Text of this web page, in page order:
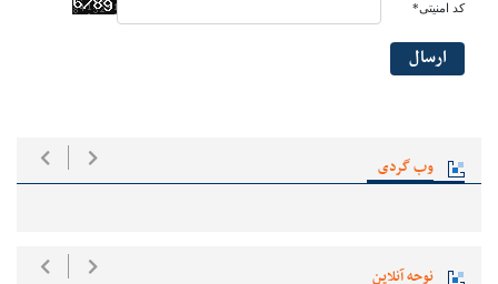
وب گردی
نوحه آنلاین
کد امنیتی*
ارسال